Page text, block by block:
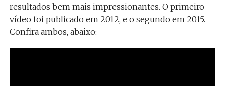
resultados bem mais impressionantes. O primeiro
vídeo foi publicado em 2012, e o segundo em 2015.
Confira ambos, abaixo: